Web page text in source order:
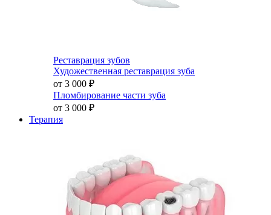
Реставрация зубов
Художественная реставрация зуба
от 3 000 ₽
Пломбирование части зуба
от 3 000 ₽
Терапия